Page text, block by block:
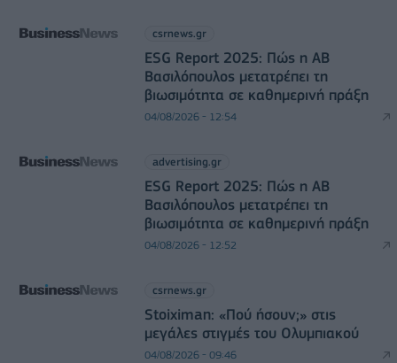
csrnews.gr
ESG Report 2025: Πώς η ΑΒ
Βασιλόπουλος μετατρέπει τη
βιωσιμότητα σε καθημερινή πράξη
04/08/2026 - 12:54
advertising.gr
ESG Report 2025: Πώς η ΑΒ
Βασιλόπουλος μετατρέπει τη
βιωσιμότητα σε καθημερινή πράξη
04/08/2026 - 12:52
csrnews.gr
Stoiximan: «Πού ήσουν;» στις
μεγάλες στιγμές του Ολυμπιακού
04/08/2026 - 09:46